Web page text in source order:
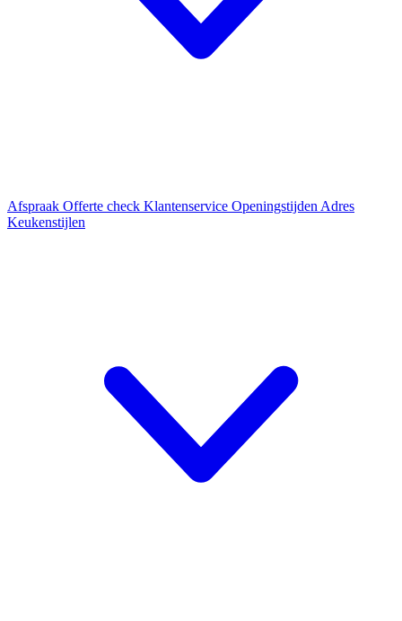
Afspraak Offerte check Klantenservice Openingstijden Adres
Keukenstijlen